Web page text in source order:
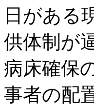
日がある
供体制が
病床確保
事者の配